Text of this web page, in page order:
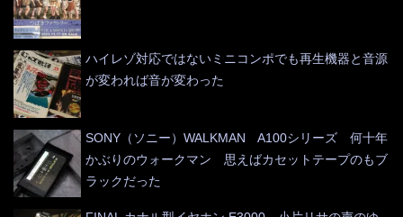
ハイレゾ対応ではないミニコンポでも再生機器と音源
が変われば音が変わった
SONY（ソニー）WALKMAN A100シリーズ 何十年
かぶりのウォークマン 思えばカセットテープのもブ
ラックだった